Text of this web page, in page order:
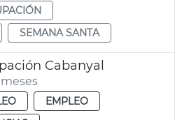
SEMANA SANTA
Cabanyal
EMPLEO